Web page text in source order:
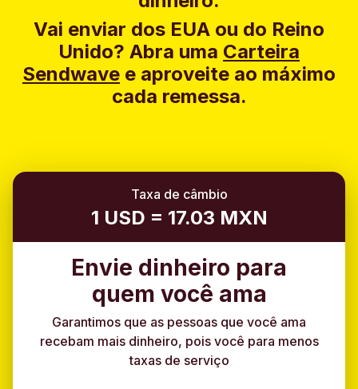
Vai enviar dos EUA ou do Reino
Unido? Abra uma Carteira
Sendwave e aproveite ao máximo
cada remessa.
Taxa de câmbio
1 USD = 17.03 MXN
Envie dinheiro para
quem você ama
Garantimos que as pessoas que você ama
recebam mais dinheiro, pois você para menos
taxas de serviço